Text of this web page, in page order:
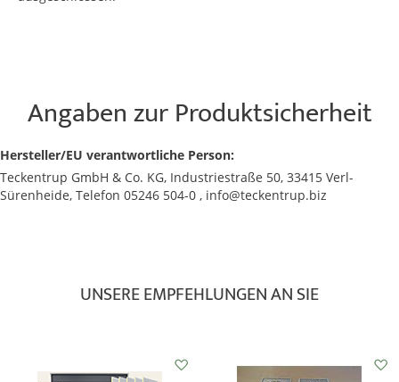
Angaben zur Produktsicherheit
Hersteller/EU verantwortliche Person:
Teckentrup GmbH & Co. KG, Industriestraße 50, 33415 Verl-
Sürenheide, Telefon 05246 504-0 , info@teckentrup.biz
UNSERE EMPFEHLUNGEN AN SIE